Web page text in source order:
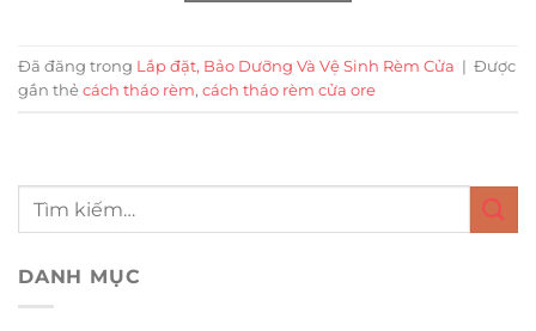
Đã đăng trong Lắp đặt, Bảo Dưỡng Và Vệ Sinh Rèm Cửa | Được
gắn thẻ cách tháo rèm, cách tháo rèm cửa ore
DANH MỤC